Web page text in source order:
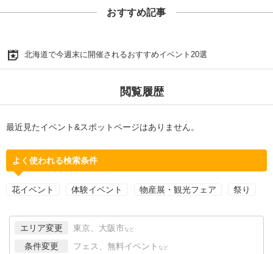
おすすめ記事
北海道で今週末に開催されるおすすめイベント20選
閲覧履歴
最近見たイベント&スポットページはありません。
よく使われる検索条件
花イベント 体験イベント 物産展・観光フェア 祭り
エリア変更 東京、大阪市 など
条件変更 フェス、無料イベント など